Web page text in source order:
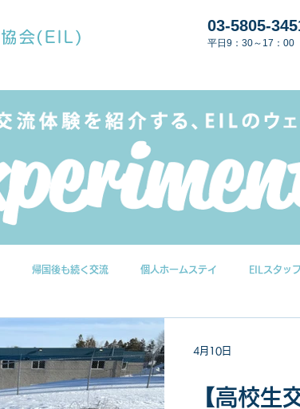
03-5805-
平日9：30～17：00
帰国後も続く交流 個人ホームステイ EILスタッ
【高校生
4月10日